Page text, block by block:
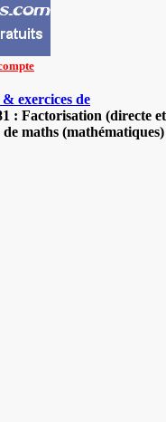
exercices de
: Factorisation (directe et
maths (mathématiques)